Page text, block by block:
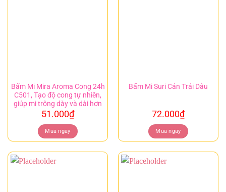
Bấm Mi Mira Aroma Cong 24h
C501, Tạo độ cong tự nhiên,
giúp mi trông dày và dài hơn
51.000₫
Mua ngay
Bấm Mi Suri Cán Trái Dâu
72.000₫
Mua ngay